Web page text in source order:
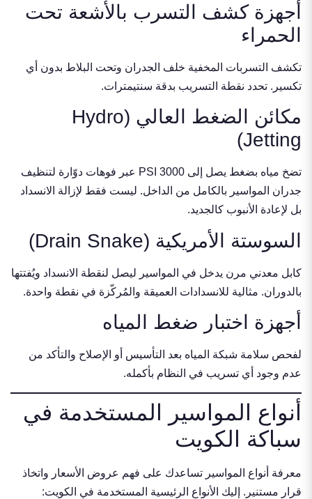
أجهزة كشف التسرب بالأشعة تحت
الحمراء
تكشف التسربات المخفية خلف الجدران وتحت البلاط بدون أي
تكسير. تحدد نقطة التسريب بدقة سنتيمترات.
مكائن الضغط العالي (Hydro
Jetting)
تضخ مياه بضغط يصل إلى 3000 PSI عبر فوهات دوّارة لتنظيف
جدران المواسير بالكامل من الداخل. ليست فقط لإزالة الانسداد
بل لإعادة الأنبوب كالجديد.
السوستة الأمريكية (Drain Snake)
كابل معدني مرن يدخل في المواسير ليصل لنقطة الانسداد ويُفتتها
بالدوران. مثالية للانسدادات العميقة والمُركّزة في نقطة واحدة.
أجهزة اختبار ضغط المياه
لفحص سلامة شبكة المياه بعد التأسيس أو الإصلاح والتأكد من
عدم وجود أي تسريب في النظام بأكمله.
أنواع المواسير المستخدمة في
سباكة الكويت
معرفة أنواع المواسير تساعدك على فهم عروض الأسعار واتخاذ
قرار مستنير. إليك الأنواع الرئيسية المستخدمة في الكويت: